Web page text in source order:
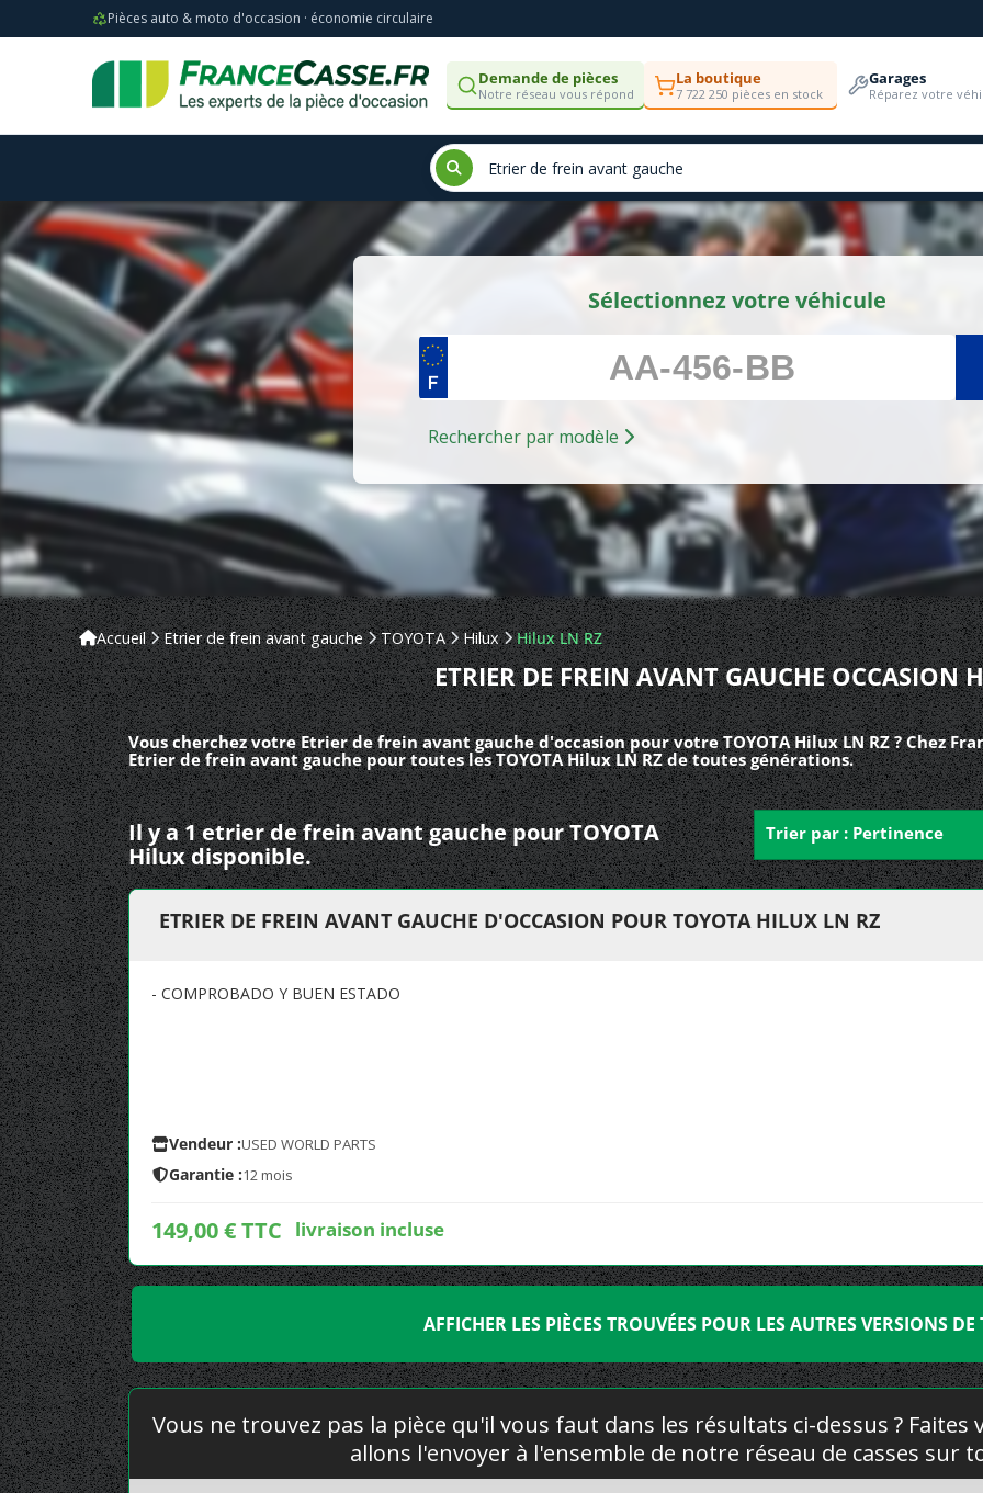
Pièces auto & moto d'occasion · économie circulaire
Demande de pièces
Notre réseau vous répond
La boutique
7 722 250 pièces en stock
Garages
Réparez votre
Sélectionnez votre véhicule
Rechercher par modèle
Accueil Etrier de frein avant gauche TOYOTA Hilux Hilux LN RZ
ETRIER DE FREIN AVANT GAUCHE OCCASION
Vous cherchez votre Etrier de frein avant gauche d'occasion pour votre TOYOTA Hilux LN RZ ? Chez
Etrier de frein avant gauche pour toutes les TOYOTA Hilux LN RZ de toutes générations.
Il y a 1 etrier de frein avant gauche pour TOYOTA
Hilux disponible.
Trier par : Pertinence
ETRIER DE FREIN AVANT GAUCHE D'OCCASION POUR TOYOTA HILUX LN RZ
- COMPROBADO Y BUEN ESTADO
Vendeur :USED WORLD PARTS
Garantie :12 mois
149,00 € TTC livraison incluse
AFFICHER LES PIÈCES TROUVÉES POUR LES AUTRES VERSIONS
Vous ne trouvez pas la pièce qu'il vous faut dans les résultats ci-dessus ? Faites
allons l'envoyer à l'ensemble de notre réseau de casses sur